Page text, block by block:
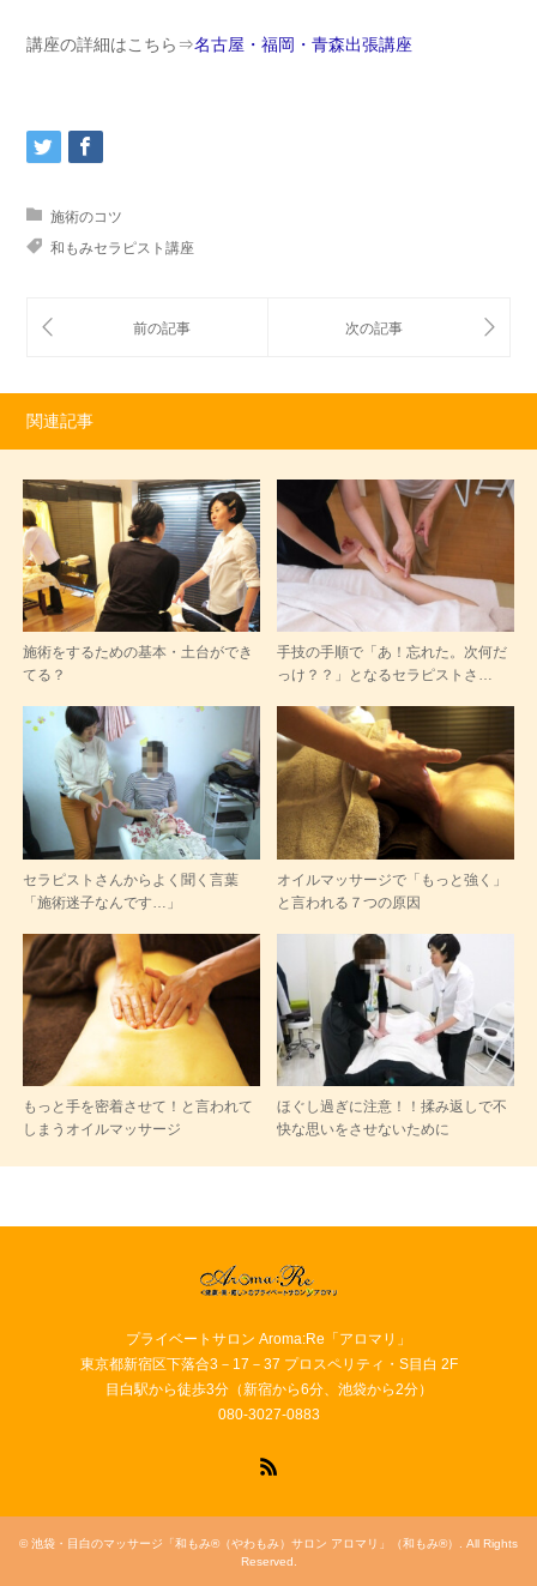
講座の詳細はこちら⇒名古屋・福岡・青森出張講座
施術のコツ
和もみセラピスト講座
関連記事
施術をするための基本・土台ができ
てる？
手技の手順で「あ！忘れた。次何だ
っけ？？」となるセラピストさ…
セラピストさんからよく聞く言葉
「施術迷子なんです…」
オイルマッサージで「もっと強く」
と言われる７つの原因
もっと手を密着させて！と言われて
しまうオイルマッサージ
ほぐし過ぎに注意！！揉み返しで不
快な思いをさせないために
プライベートサロン Aroma:Re「アロマリ」
東京都新宿区下落合3－17－37 プロスペリティ・S目白 2F
目白駅から徒歩3分（新宿から6分、池袋から2分）
080-3027-0883
©池袋・目白のマッサージ「和もみ®（やわもみ）サロン アロマリ」（和もみ®） . All Rights
Reserved.